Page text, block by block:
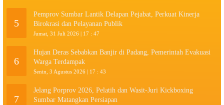
5
Pemprov Sumbar Lantik Delapan Pejabat, Perkuat Kinerja
Birokrasi dan Pelayanan Publik
Jumat, 31 Juli 2026 | 17 : 47
6
Hujan Deras Sebabkan Banjir di Padang, Pemerintah Evakuasi
Warga Terdampak
Senin, 3 Agustus 2026 | 17 : 43
7
Jelang Porprov 2026, Pelatih dan Wasit-Juri Kickboxing
Sumbar Matangkan Persiapan